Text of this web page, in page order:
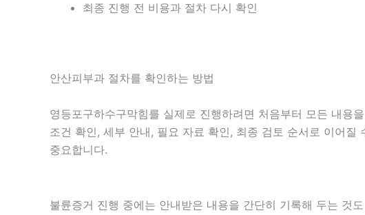
최종 진행 전 비용과 절차 다시 확인
안산피부과 절차를 확인하는 방법
영등포구하수구막힘를 실제로 진행하려면 처음부터 모든 내
조건 확인, 세부 안내, 필요 자료 확인, 최종 검토 순서로 이어
중요합니다.
불륜증거 진행 중에는 안내받은 내용을 간단히 기록해 두는 것